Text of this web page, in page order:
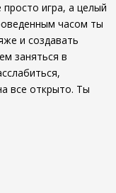
игра, а целый
часом ты
и создавать
заняться в
все открыто. Ты